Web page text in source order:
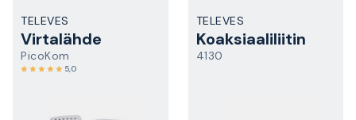
TELEVES
Virtalähde
PicoKom
5,0
TELEVES
Koaksiaaliliitin
4130